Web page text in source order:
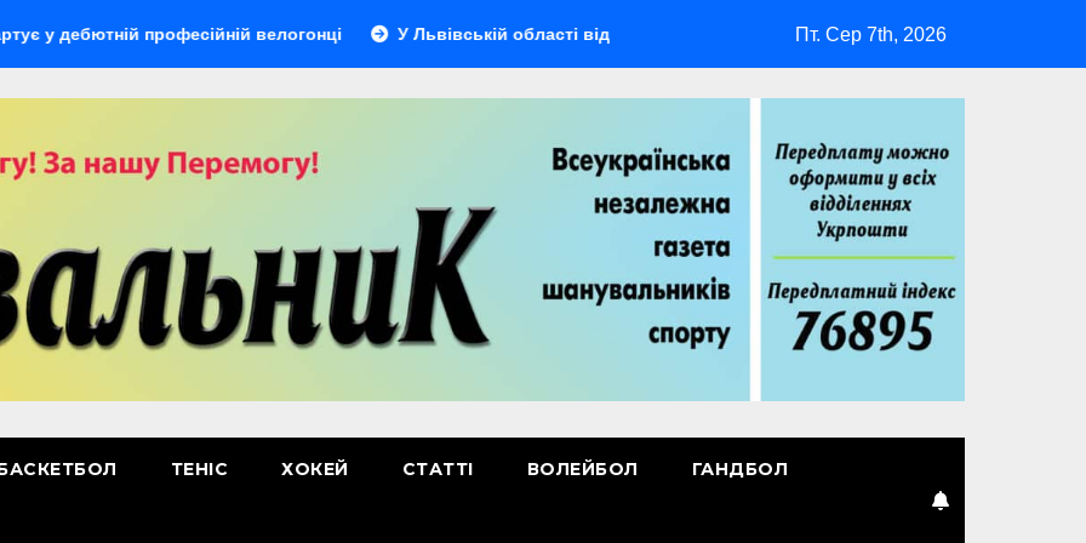
професійній велогонці У Львівській області відбудеться мультиспортивний табір ГАРТ 2026 – як долучитися
Пт. Сер 7th, 2026
ТЕНІС ХОКЕЙ СТАТТІ ВОЛЕЙБОЛ ГАНДБОЛ